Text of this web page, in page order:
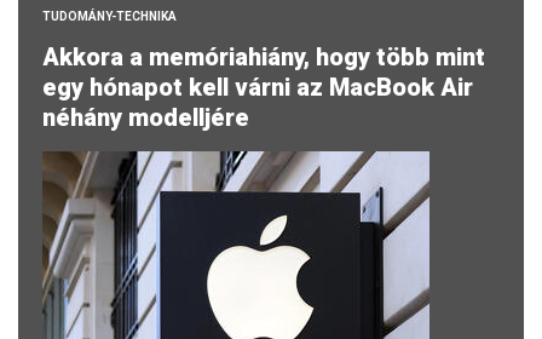
TUDOMÁNY-TECHNIKA
Akkora a memóriahiány, hogy több mint
egy hónapot kell várni az MacBook Air
néhány modelljére